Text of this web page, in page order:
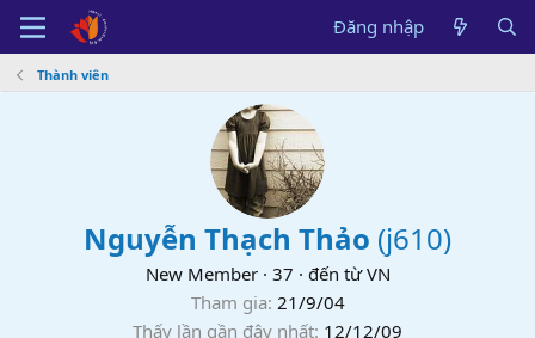
Đăng nhập
Thành viên
Nguyễn Thạch Thảo (j610)
New Member · 37 · đến từ VN
Tham gia 21/9/04
Thấy lần gần đây nhất 12/12/09